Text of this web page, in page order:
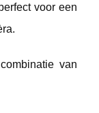
voor een
van